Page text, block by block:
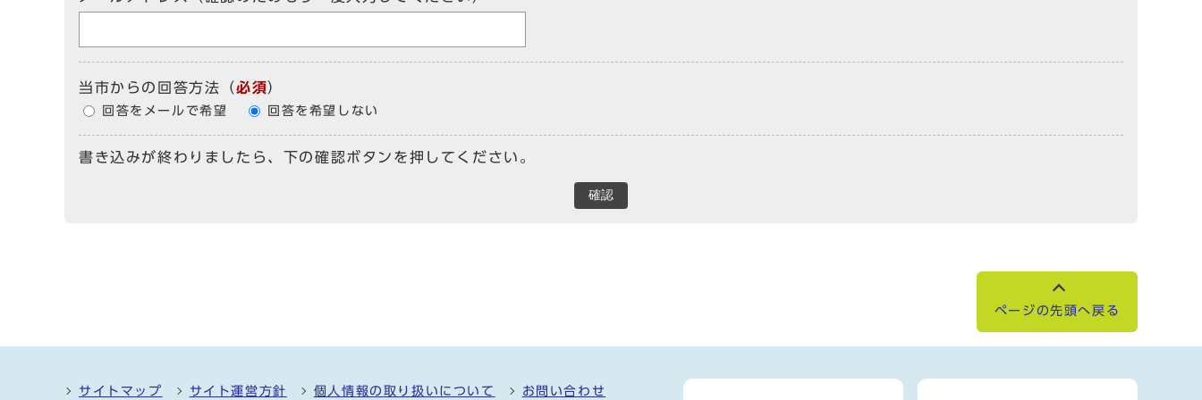
当市からの回答方法 （必須）
回答をメールで希望 回答を希望しない
書き込みが終わりましたら、下の確認ボタンを押してください。
確認
ページの先頭へ戻る
サイトマップ サイト運営方針 個人情報の取り扱いについて お問い合わせ